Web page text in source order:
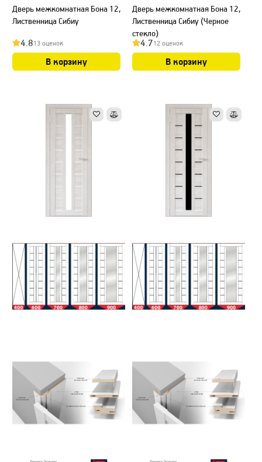
Дверь межкомнатная Бона 12,
Лиственница Сибиу
4.813 оценок
В корзину
Дверь межкомнатная Бона 12,
Лиственница Сибиу (Черное
стекло)
4.712 оценок
В корзину